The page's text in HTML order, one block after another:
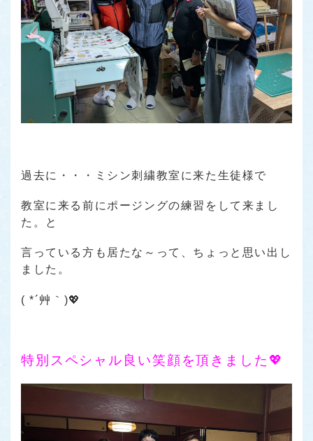
過去に・・・ミシン刺繍教室に来た生徒様で
教室に来る前にポージングの練習をして来まし
た。と
言っている方も居たな～って、ちょっと思い出し
ました。
( *´艸｀)💖
特別スペシャル良い笑顔を頂きました💖